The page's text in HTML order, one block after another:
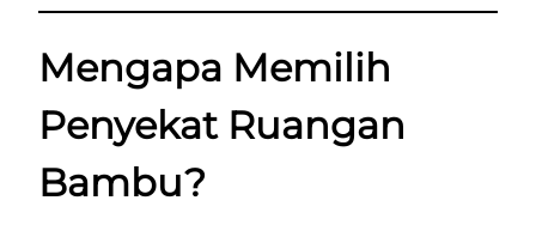
Mengapa Memilih
Penyekat Ruangan
Bambu?